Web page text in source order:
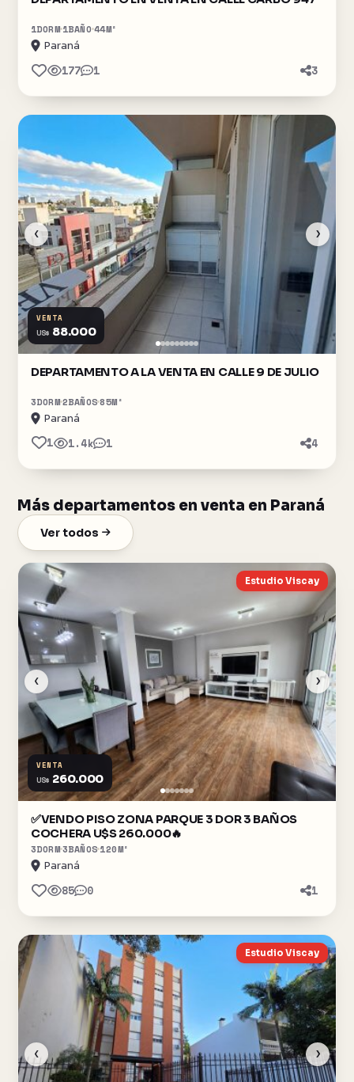
1DORM 1BAÑO44M²
Paraná
177 1 3
‹ ›
VENTA
US$ 88.000
DEPARTAMENTO A LA VENTA EN CALLE 9 DE JULIO
3DORM2BAÑOS85M²
Paraná
1 1.4k 1 4
Más departamentos en venta en Paraná
Ver todos
‹ ›
Estudio Viscay
VENTA
US$ 260.000
✅️VENDO PISO ZONA PARQUE 3 DOR 3 BAÑOS
COCHERA U$S 260.000🔥
3DORM3BAÑOS 120M²
Paraná
85 0 1
‹ ›
Estudio Viscay